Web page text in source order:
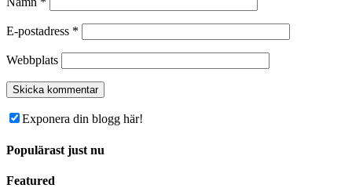
E-postadress *
Webbplats
Exponera din blogg här!
Populärast just nu
Featured